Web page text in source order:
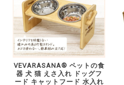
VEVARASANA®︎ ペットの食
器 犬 猫 えさ入れ ドッグフ
ード キャットフード 水入れ